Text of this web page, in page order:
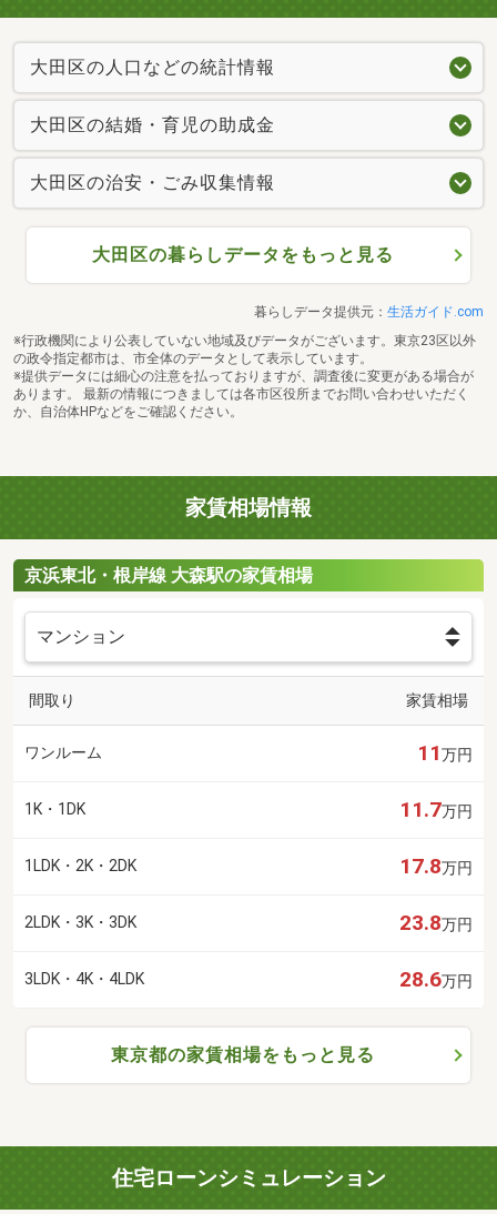
大田区の人口などの統計情報
大田区の結婚・育児の助成金
大田区の治安・ごみ収集情報
大田区の暮らしデータをもっと見る
暮らしデータ提供元： 生活ガイド.com
※行政機関により公表していない地域及びデータがございます。東京23区以外
の政令指定都市は、市全体のデータとして表示しています。
※提供データには細心の注意を払っておりますが、調査後に変更がある場合が
あります。 最新の情報につきましては各市区役所までお問い合わせいただく
か、自治体HPなどをご確認ください。
家賃相場情報
京浜東北・根岸線 大森駅の家賃相場
間取り 家賃相場
ワンルーム 11万円
1K・1DK 11.7万円
1LDK・2K・2DK 17.8万円
2LDK・3K・3DK 23.8万円
3LDK・4K・4LDK 28.6万円
東京都の家賃相場をもっと見る
住宅ローンシミュレーション